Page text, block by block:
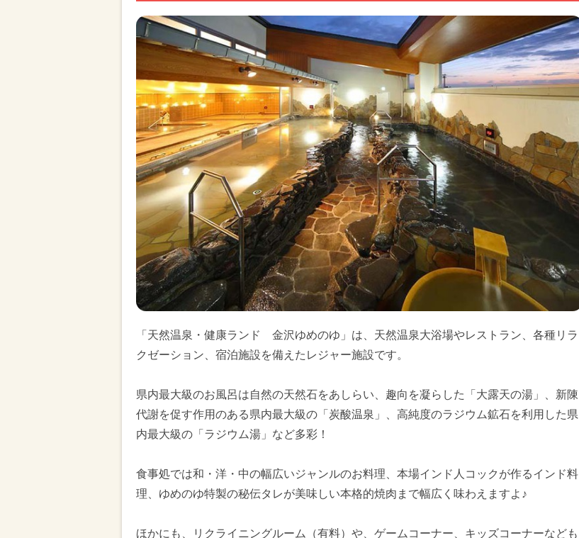
「天然温泉・健康ランド 金沢ゆめのゆ」は、天然温泉大浴場やレストラン、各種リラ
クゼーション、宿泊施設を備えたレジャー施設です。
県内最大級のお風呂は自然の天然石をあしらい、趣向を凝らした「大露天の湯」、新陳
代謝を促す作用のある県内最大級の「炭酸温泉」、高純度のラジウム鉱石を利用した県
内最大級の「ラジウム湯」など多彩！
食事処では和・洋・中の幅広いジャンルのお料理、本場インド人コックが作るインド料
理、ゆめのゆ特製の秘伝タレが美味しい本格的焼肉まで幅広く味わえますよ♪
ほかにも、リクライニングルーム（有料）や、ゲームコーナー、キッズコーナーなども